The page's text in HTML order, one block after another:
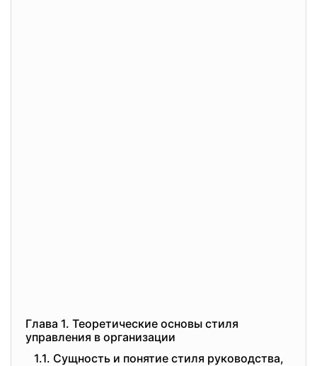
Глава 1. Теоретические основы стиля
управления в организации
1.1. Сущность и понятие стиля руководства,